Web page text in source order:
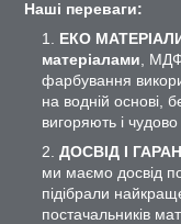
Наші переваги:
ЕКО
матеріалами ,
фарбування
на водній основі,
вигоряють і
ДОСВІД І
ми маємо досвід
підібрали
постачальників